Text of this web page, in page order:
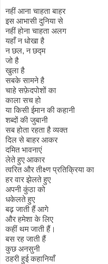
नहीं आना चाहता बाहर
इस आभासी दुनिया से
नहीं होना चाहता अलग
यहाँ न धोखा है
न छल, न छद्म
जो है
खुला है
सबके सामने है
चाहे सफ़ेदपोशों का
काला सच हो
या किसी ईमान की कहानी
शब्दों की जुबानी
सब होता रहता है व्यक्त
दिल से बाहर आकर
दमित भावनाएं
लेते हुए आकार
त्वरित और तीक्ष्ण प्रतिक्रिया का
हर वार झेलते हुए
अपनी कुंठा को
धकेलते हुए
बढ़ जाती हैं आगे
और हमेशा के लिए
कहीं थम जाती हैं।
बस रह जाती हैं
कुछ अनसुनी
ठहरी हुई कहानियाँ